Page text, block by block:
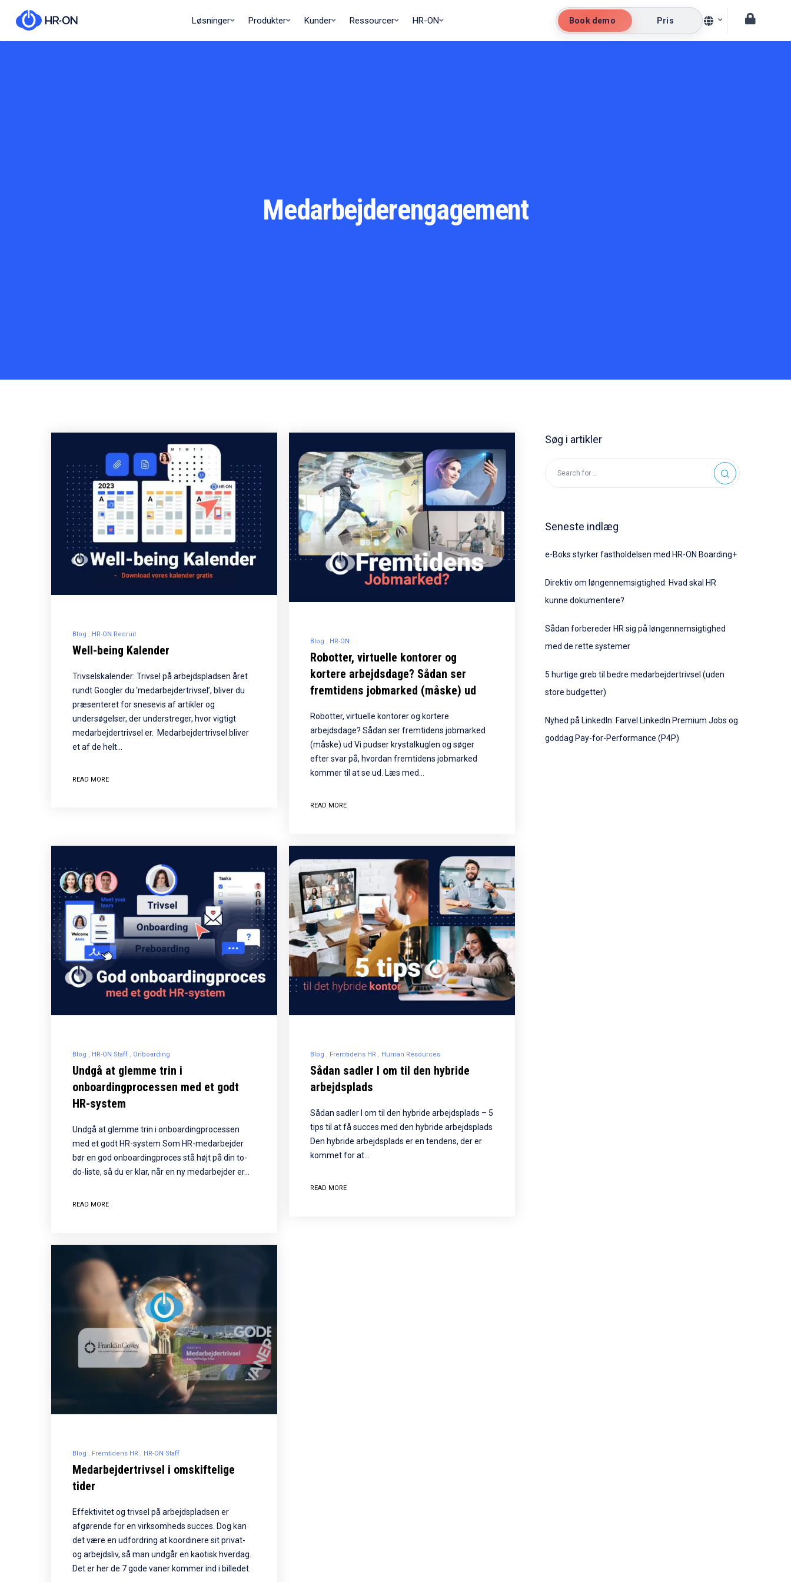
Løsninger Produkter Kunder Ressourcer HR-ON Book demo Pris
Medarbejderengagement
Blog HR-ON Recruit
Well-being Kalender
Trivselskalender: Trivsel på arbejdspladsen året
rundt Googler du ‘medarbejdertrivsel’, bliver du
præsenteret for snesevis af artikler og
undersøgelser, der understreger, hvor vigtigt
medarbejdertrivsel er. Medarbejdertrivsel bliver
et af de helt…
READ MORE
Blog HR-ON
Robotter, virtuelle kontorer og
kortere arbejdsdage? Sådan ser
fremtidens jobmarked (måske) ud
Robotter, virtuelle kontorer og kortere
arbejdsdage? Sådan ser fremtidens jobmarked
(måske) ud Vi pudser krystalkuglen og søger
efter svar på, hvordan fremtidens jobmarked
kommer til at se ud. Læs med…
READ MORE
Blog HR-ON Staff Onboarding
Undgå at glemme trin i
onboardingprocessen med et godt
HR-system
Undgå at glemme trin i onboardingprocessen
med et godt HR-system Som HR-medarbejder
bør en god onboardingproces stå højt på din to-
do-liste, så du er klar, når en ny medarbejder er…
READ MORE
Blog Fremtidens HR Human Resources
Sådan sadler I om til den hybride
arbejdsplads
Sådan sadler I om til den hybride arbejdsplads – 5
tips til at få succes med den hybride arbejdsplads
Den hybride arbejdsplads er en tendens, der er
kommet for at…
READ MORE
Blog Fremtidens HR HR-ON Staff
Medarbejdertrivsel i omskiftelige
tider
Effektivitet og trivsel på arbejdspladsen er
afgørende for en virksomheds succes. Dog kan
det være en udfordring at koordinere sit privat-
og arbejdsliv, så man undgår en kaotisk hverdag.
Det er her de 7 gode vaner kommer ind i billedet.
Søg i artikler
Seneste indlæg
e-Boks styrker fastholdelsen med HR-ON Boarding+
Direktiv om løngennemsigtighed: Hvad skal HR
kunne dokumentere?
Sådan forbereder HR sig på løngennemsigtighed
med de rette systemer
5 hurtige greb til bedre medarbejdertrivsel (uden
store budgetter)
Nyhed på LinkedIn: Farvel LinkedIn Premium Jobs og
goddag Pay-for-Performance (P4P)